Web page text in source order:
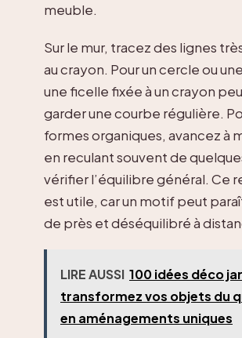
meuble.
Sur le mur, tracez des lignes
au crayon. Pour un cercle ou
une ficelle fixée à un crayon
garder une courbe régulière.
formes organiques, avancez à
en reculant souvent de
vérifier l’équilibre général. Ce
est utile, car un motif peut
de près et déséquilibré à
LIRE AUSSI 100 idées déco
transformez vos objets du
en aménagements uniques